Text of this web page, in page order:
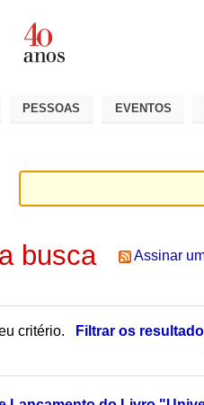
PESSOAS EVENTOS
busca Assinar
critério.
Filtrar os